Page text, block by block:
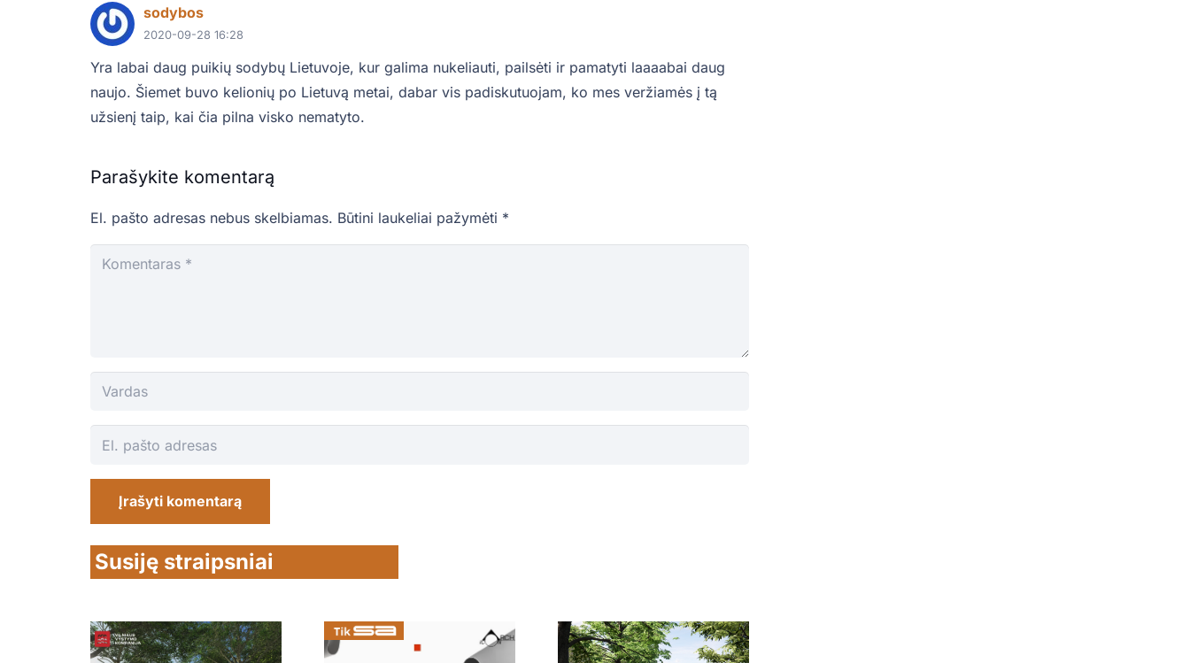
sodybos
2020-09-28 16:28
Yra labai daug puikių sodybų Lietuvoje, kur galima nukeliauti, pailsėti ir pamatyti laaaabai daug
naujo. Šiemet buvo kelionių po Lietuvą metai, dabar vis padiskutuojam, ko mes veržiamės į tą
užsienį taip, kai čia pilna visko nematyto.
Parašykite komentarą
El. pašto adresas nebus skelbiamas. Būtini laukeliai pažymėti *
Įrašyti komentarą
Susiję straipsniai